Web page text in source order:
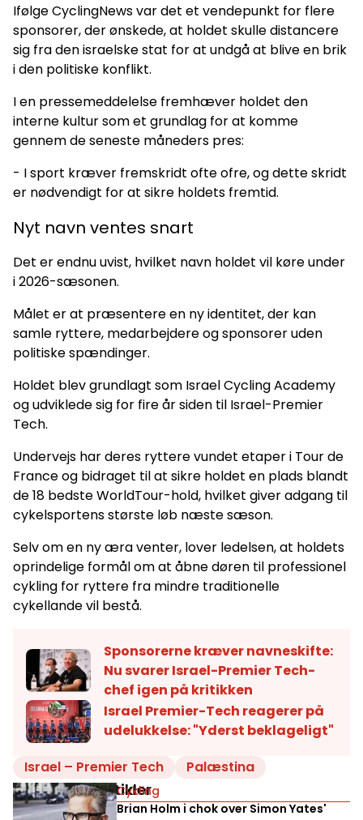
Ifølge CyclingNews var det et vendepunkt for flere
sponsorer, der ønskede, at holdet skulle distancere
sig fra den israelske stat for at undgå at blive en brik
i den politiske konflikt.
I en pressemeddelelse fremhæver holdet den
interne kultur som et grundlag for at komme
gennem de seneste måneders pres:
- I sport kræver fremskridt ofte ofre, og dette skridt
er nødvendigt for at sikre holdets fremtid.
Nyt navn ventes snart
Det er endnu uvist, hvilket navn holdet vil køre under
i 2026-sæsonen.
Målet er at præsentere en ny identitet, der kan
samle ryttere, medarbejdere og sponsorer uden
politiske spændinger.
Holdet blev grundlagt som Israel Cycling Academy
og udviklede sig for fire år siden til Israel-Premier
Tech.
Undervejs har deres ryttere vundet etaper i Tour de
France og bidraget til at sikre holdet en plads blandt
de 18 bedste WorldTour-hold, hvilket giver adgang til
cykelsportens største løb næste sæson.
Selv om en ny æra venter, lover ledelsen, at holdets
oprindelige formål om at åbne døren til professionel
cykling for ryttere fra mindre traditionelle
cykellande vil bestå.
Sponsorerne kræver navneskifte:
Nu svarer Israel-Premier Tech-
chef igen på kritikken
Israel Premier-Tech reagerer på
udelukkelse: "Yderst beklageligt"
Israel – Premier Tech
Palæstina
Relaterede artikler
Cykling
Brian Holm i chok over Simon Yates'